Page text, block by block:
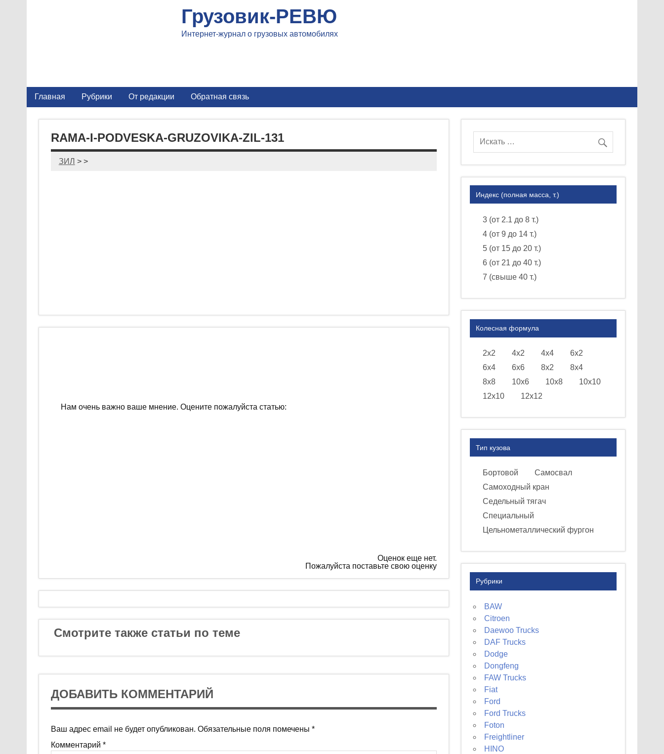
Грузовик-РЕВЮ
Интернет-журнал о грузовых автомобилях
Главная Рубрики От редакции Обратная связь
RAMA-I-PODVESKA-GRUZOVIKA-ZIL-131
ЗИЛ > >
Нам очень важно ваше мнение. Оцените пожалуйста статью:
Оценок еще нет.
Пожалуйста поставьте свою оценку
Смотрите также статьи по теме
ДОБАВИТЬ КОММЕНТАРИЙ
Ваш адрес email не будет опубликован. Обязательные поля помечены *
Комментарий *
Индекс (полная масса, т.)
3 (от 2.1 до 8 т.)
4 (от 9 до 14 т.)
5 (от 15 до 20 т.)
6 (от 21 до 40 т.)
7 (свыше 40 т.)
Колесная формула
2х2 4х2 4х4
6х2
6х4
6х6 8х2
8х4
8х8
10х6 10х8
10х10
12х10
12х12
Тип кузова
Бортовой
Самосвал
Самоходный кран
Седельный тягач
Специальный
Цельнометаллический фургон
Рубрики
BAW
Citroen
Daewoo Trucks
DAF Trucks
Dodge
Dongfeng
FAW Trucks
Fiat
Ford
Ford Trucks
Foton
Freightliner
HINO